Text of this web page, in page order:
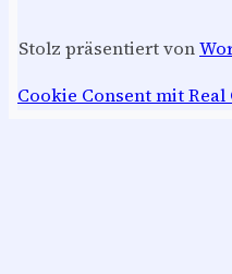
Stolz präsentiert von
Cookie Consent mit